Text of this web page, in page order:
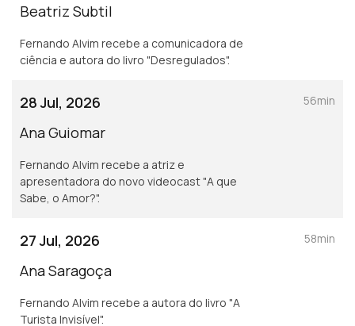
Beatriz Subtil
Fernando Alvim recebe a comunicadora de
ciência e autora do livro "Desregulados".
28 Jul, 2026
Ana Guiomar
Fernando Alvim recebe a atriz e
apresentadora do novo videocast "A que
Sabe, o Amor?".
56min
27 Jul, 2026
Ana Saragoça
Fernando Alvim recebe a autora do livro "A
Turista Invisível".
58min